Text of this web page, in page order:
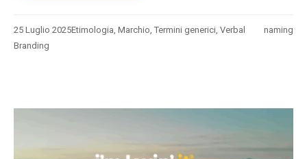
25 Luglio 2025 naming
Etimologia, Marchio, Termini generici, Verbal
Branding